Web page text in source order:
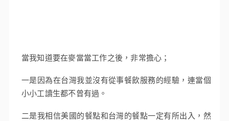
當我知道要在麥當當工作之後，非常擔心；
一是因為在台灣我並沒有從事餐飲服務的經驗，連當個
小小工讀生都不曾有過。
二是我相信美國的餐點和台灣的餐點一定有所出入，然